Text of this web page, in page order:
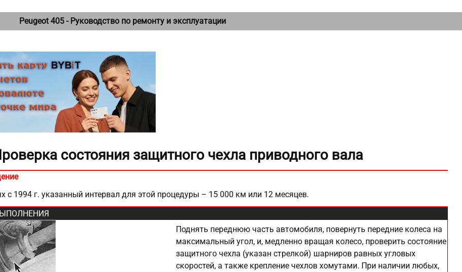
Peugeot 405 - Руководство по ремонту и эксплуатации
состояния защитного чехла приводного вала
с 1994 г. указанный интервал для этой процедуры – 15 000 км или 12 месяцев.
Поднять переднюю часть автомобиля, повернуть передние колеса на
максимальный угол, и, медленно вращая колесо, проверить состояние
защитного чехла (указан стрелкой) шарниров равных угловых
скоростей, а также крепление чехлов хомутами. При наличии любых,